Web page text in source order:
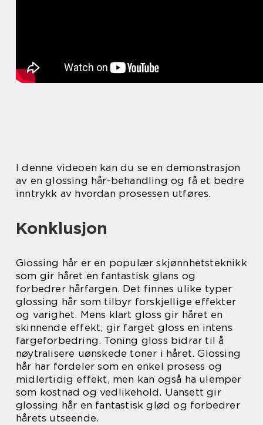
I denne videoen kan du se en demonstrasjon
av en glossing hår-behandling og få et bedre
inntrykk av hvordan prosessen utføres.
Konklusjon
Glossing hår er en populær skjønnhetsteknikk
som gir håret en fantastisk glans og
forbedrer hårfargen. Det finnes ulike typer
glossing hår som tilbyr forskjellige effekter
og varighet. Mens klart gloss gir håret en
skinnende effekt, gir farget gloss en intens
fargeforbedring. Toning gloss bidrar til å
nøytralisere uønskede toner i håret. Glossing
hår har fordeler som en enkel prosess og
midlertidig effekt, men kan også ha ulemper
som kostnad og vedlikehold. Uansett gir
glossing hår en fantastisk glød og forbedrer
hårets utseende.